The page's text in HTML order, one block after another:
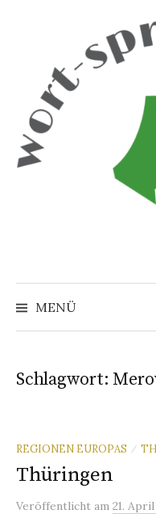
MENÜ
Schlagwort:
REGIONEN EUROPAS /
Thüringen
Veröffentlicht am 21.